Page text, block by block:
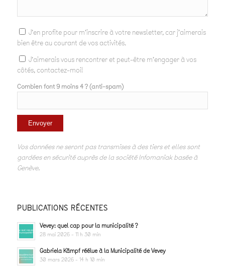
J'en profite pour m'inscrire à votre newsletter, car j'aimerais
bien être au courant de vos activités.
J'aimerais vous rencontrer et peut-être m'engager à vos
côtés, contactez-moi!
Combien font 9 moins 4 ? (anti-spam)
Vos données ne seront pas transmises à des tiers et elles sont
gardées en sécurité auprès de la société Infomaniak basée à
Genève.
PUBLICATIONS RÉCENTES
Vevey: quel cap pour la municipalité ?
28 mai 2026 - 11 h 30 min
Gabriela Kämpf réélue à la Municipalité de Vevey
30 mars 2026 - 14 h 10 min